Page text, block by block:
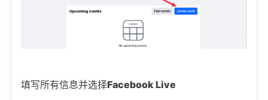
填写所有信息并选择Facebook Live